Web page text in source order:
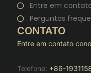
Entre em
Perguntas
CONTATO
Entre em contato
Telefone: +86-